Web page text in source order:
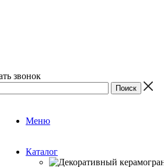
звонок
Меню
Каталог